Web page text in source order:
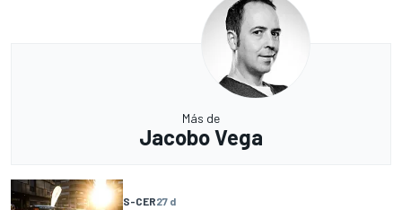
Más de
Jacobo Vega
S-CER27 d